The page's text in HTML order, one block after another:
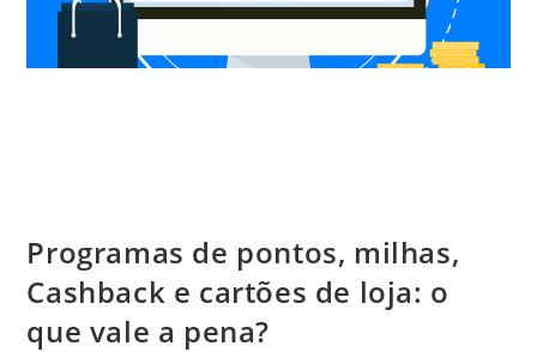
Programas de pontos, milhas,
Cashback e cartões de loja: o
que vale a pena?